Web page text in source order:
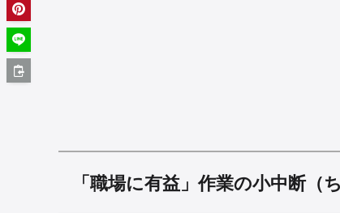
「職場に有益」作業の小中断（